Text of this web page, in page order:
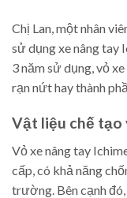
Chị Lan, một nhân
sử dụng xe nâng tay
3 năm sử dụng, vỏ
rạn nứt hay thành
Vật liệu chế tạo
Vỏ xe nâng tay
cấp, có khả năng
trường. Bên cạnh